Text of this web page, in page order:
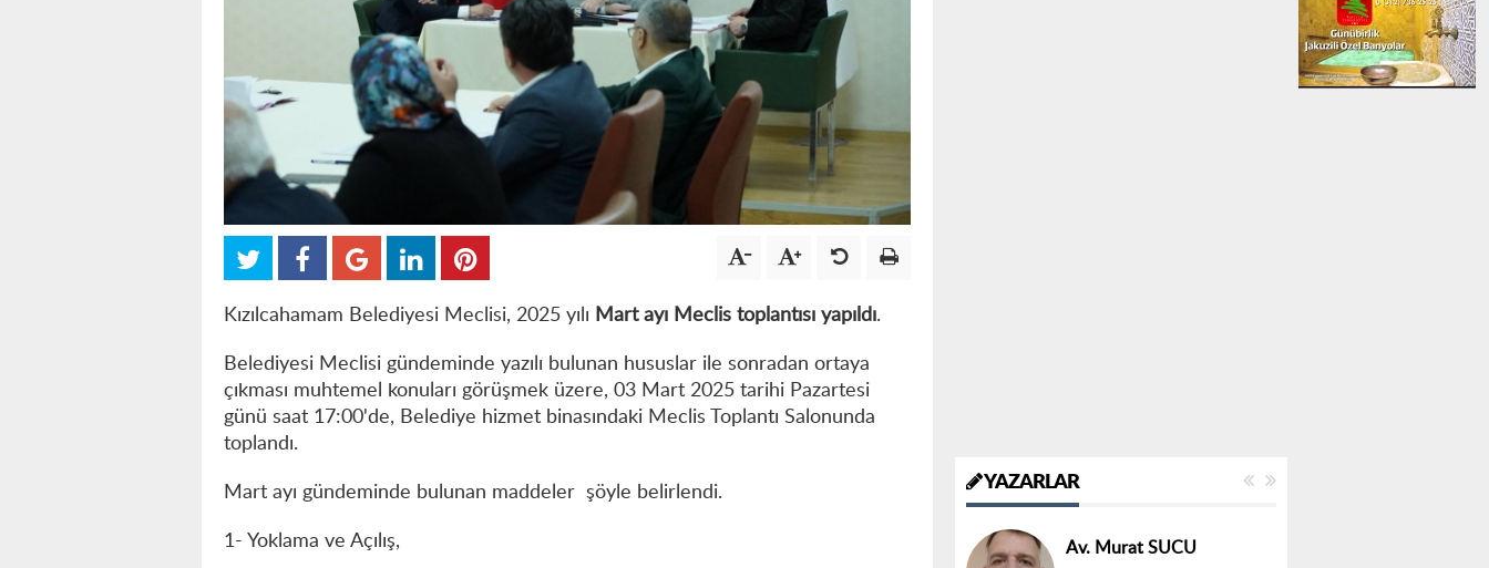
Kızılcahamam Belediyesi Meclisi, 2025 yılı Mart ayı Meclis toplantısı yapıldı.
Belediyesi Meclisi gündeminde yazılı bulunan hususlar ile sonradan ortaya
çıkması muhtemel konuları görüşmek üzere, 03 Mart 2025 tarihi Pazartesi
günü saat 17:00'de, Belediye hizmet binasındaki Meclis Toplantı Salonunda
toplandı.
Mart ayı gündeminde bulunan maddeler şöyle belirlendi.
1- Yoklama ve Açılış,
YAZARLAR
Av. Murat SUCU